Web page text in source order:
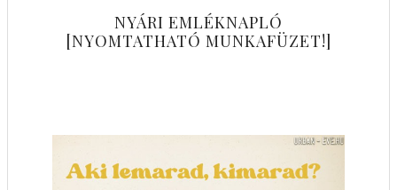
NYÁRI EMLÉKNAPLÓ
[NYOMTATHATÓ MUNKAFÜZET!]